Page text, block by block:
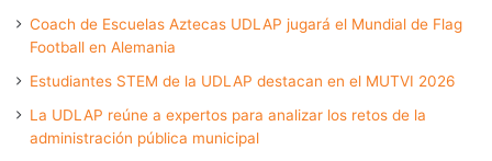
Coach de Escuelas Aztecas UDLAP jugará el Mundial de Flag
Football en Alemania
Estudiantes STEM de la UDLAP destacan en el MUTVI 2026
La UDLAP reúne a expertos para analizar los retos de la
administración pública municipal